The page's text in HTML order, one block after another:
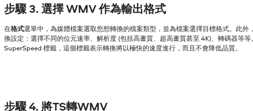
步驟 3. 選擇 WMV 作為輸出格式
在格式選單中，為媒體檔案選取您想轉換的檔案類型，並為檔案選擇目標格式。此外
換設定：選擇不同的位元速率、解析度 (包括高畫質、超高畫質甚至 4K)、轉碼器等
SuperSpeed 標籤，這個標籤表示轉換將以極快的速度進行，而且不會降低品質。
步驟 4. 將TS轉WMV